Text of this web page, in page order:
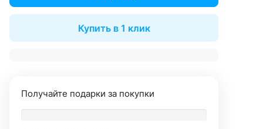
Купить в 1 клик
Получайте подарки за покупки